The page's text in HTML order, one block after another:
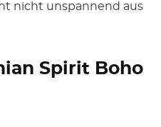
nicht unspannend aus
Spirit Boho